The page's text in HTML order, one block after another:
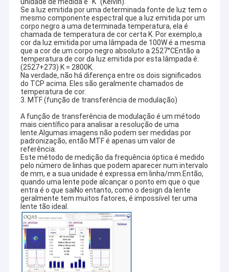
unidade de medida é "K" (Kelvin).
Se a luz emitida por uma determinada fonte de luz tem o
mesmo componente espectral que a luz emitida por um
corpo negro a uma determinada temperatura, ela é
chamada de temperatura de cor certa K. Por exemplo,a
cor da luz emitida por uma lâmpada de 100W é a mesma
que a cor de um corpo negro absoluto a 2527°CEntão a
temperatura de cor da luz emitida por esta lâmpada é:
(2527+273) K = 2800K.
Na verdade, não há diferença entre os dois significados
do TCP acima. Eles são geralmente chamados de
temperatura de cor.
3. MTF (função de transferência de modulação)
A função de transferência de modulação é um método
mais científico para analisar a resolução de uma
lente.Algumas imagens não podem ser medidas por
padronização, então MTF é apenas um valor de
referência.
Este método de medição da frequência óptica é medido
pelo número de linhas que podem aparecer num intervalo
de mm, e a sua unidade é expressa em linha/mm.Então,
quando uma lente pode alcançar o ponto em que o que
entra é o que saiNo entanto, como o design da lente
geralmente tem muitos fatores, é impossível ter uma
lente tão ideal.